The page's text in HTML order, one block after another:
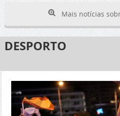
Mais notícias
DESPORTO